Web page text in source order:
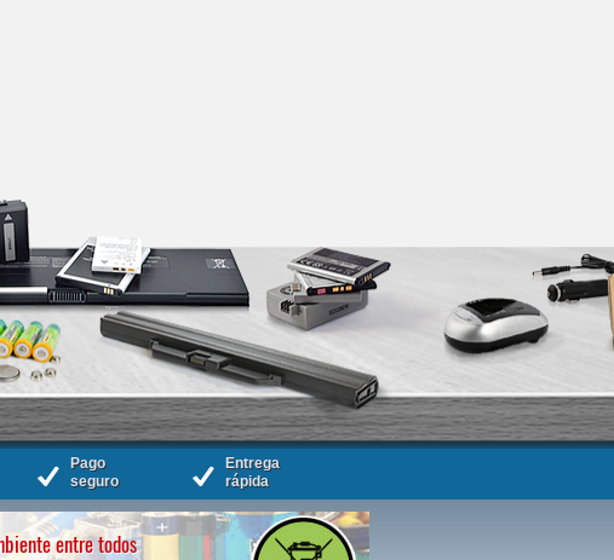
Pago
seguro
Entrega
rápida
entre todos